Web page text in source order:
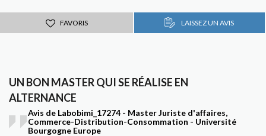
FAVORIS LAISSEZ UN AVIS
UN BON MASTER QUI SE RÉALISE EN
ALTERNANCE
Avis de Labobimi_17274 - Master Juriste d'affaires,
Commerce-Distribution-Consommation - Université
Bourgogne Europe